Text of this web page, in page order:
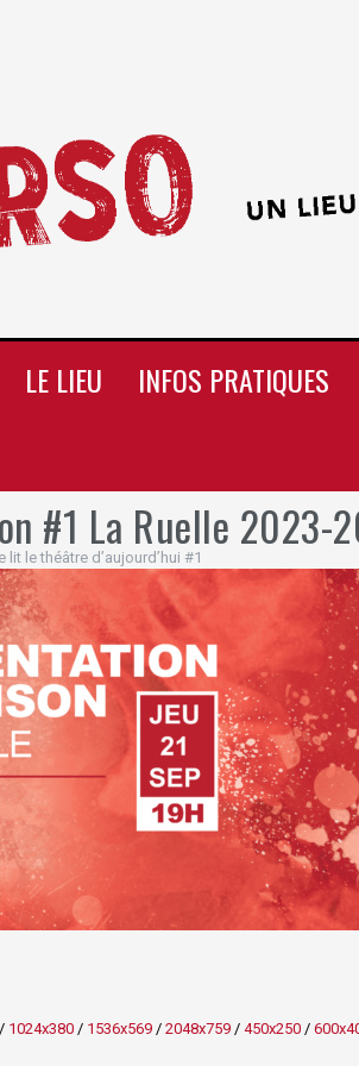
LE LIEU INFOS PRATIQUES
#1 La Ruelle 2023-
lit le théâtre d’aujourd’hui #1
1024x380/ 1536x569/ 2048x759/ 450x250/